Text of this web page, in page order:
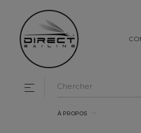
À PROPOS
Basculer la navigation
☰